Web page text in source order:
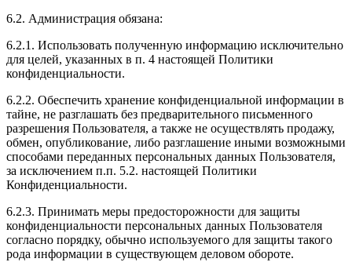
6.2. Администрация обязана:
6.2.1. Использовать полученную информацию исключительно
для целей, указанных в п. 4 настоящей Политики
конфиденциальности.
6.2.2. Обеспечить хранение конфиденциальной информации в
тайне, не разглашать без предварительного письменного
разрешения Пользователя, а также не осуществлять продажу,
обмен, опубликование, либо разглашение иными возможными
способами переданных персональных данных Пользователя,
за исключением п.п. 5.2. настоящей Политики
Конфиденциальности.
6.2.3. Принимать меры предосторожности для защиты
конфиденциальности персональных данных Пользователя
согласно порядку, обычно используемого для защиты такого
рода информации в существующем деловом обороте.